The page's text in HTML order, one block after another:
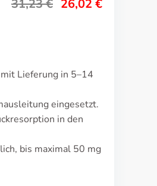
31,23€ 26,02 €
Lieferung in 5–14
eingesetzt.
in den
bis maximal 50 mg